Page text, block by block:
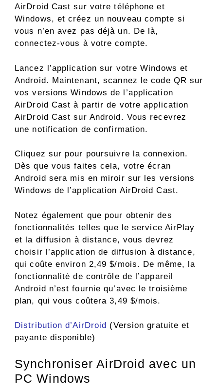
AirDroid Cast sur votre téléphone et
Windows, et créez un nouveau compte si
vous n’en avez pas déjà un. De là,
connectez-vous à votre compte.
Lancez l’application sur votre Windows et
Android. Maintenant, scannez le code QR sur
vos versions Windows de l’application
AirDroid Cast à partir de votre application
AirDroid Cast sur Android. Vous recevrez
une notification de confirmation.
Cliquez sur pour poursuivre la connexion.
Dès que vous faites cela, votre écran
Android sera mis en miroir sur les versions
Windows de l’application AirDroid Cast.
Notez également que pour obtenir des
fonctionnalités telles que le service AirPlay
et la diffusion à distance, vous devrez
choisir l’application de diffusion à distance,
qui coûte environ 2,49 $/mois. De même, la
fonctionnalité de contrôle de l’appareil
Android n’est fournie qu’avec le troisième
plan, qui vous coûtera 3,49 $/mois.
Distribution d’AirDroid (Version gratuite et
payante disponible)
Synchroniser AirDroid avec un
PC Windows